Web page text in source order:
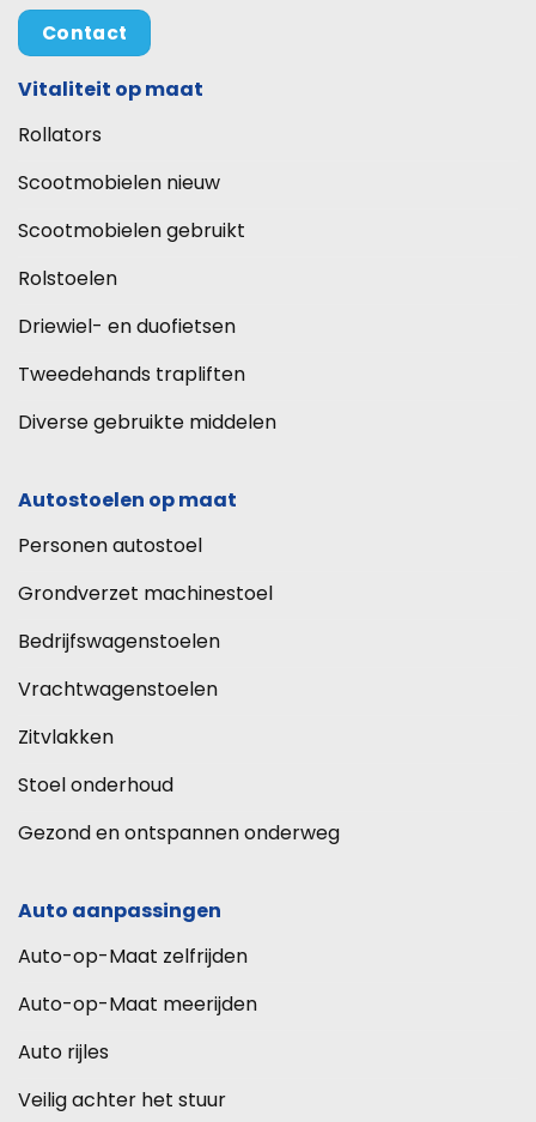
Contact
Vitaliteit op maat
Rollators
Scootmobielen nieuw
Scootmobielen gebruikt
Rolstoelen
Driewiel- en duofietsen
Tweedehands trapliften
Diverse gebruikte middelen
Autostoelen op maat
Personen autostoel
Grondverzet machinestoel
Bedrijfswagenstoelen
Vrachtwagenstoelen
Zitvlakken
Stoel onderhoud
Gezond en ontspannen onderweg
Auto aanpassingen
Auto-op-Maat zelfrijden
Auto-op-Maat meerijden
Auto rijles
Veilig achter het stuur